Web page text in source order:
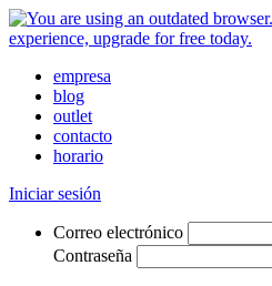
empresa
blog
outlet
contacto
horario
Iniciar sesión
Correo electrónico
Contraseña